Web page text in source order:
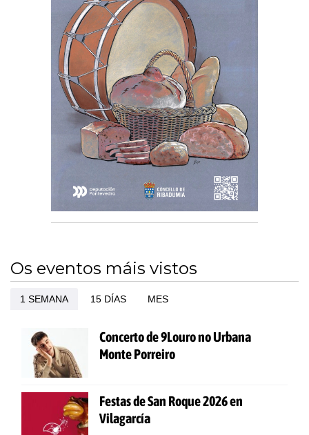
Os eventos máis vistos
1 SEMANA 15 DÍAS MES
Concerto de 9Louro no Urbana
Monte Porreiro
Festas de San Roque 2026 en
Vilagarcía